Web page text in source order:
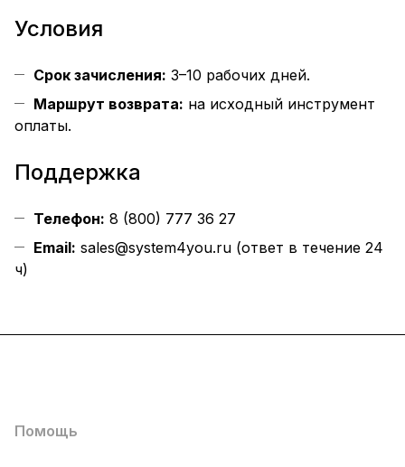
Условия
Срок зачисления: 3–10 рабочих дней.
Маршрут возврата: на исходный инструмент
оплаты.
Поддержка
Телефон: 8 (800) 777 36 27
Email: sales@system4you.ru (ответ в течение 24
ч)
Помощь